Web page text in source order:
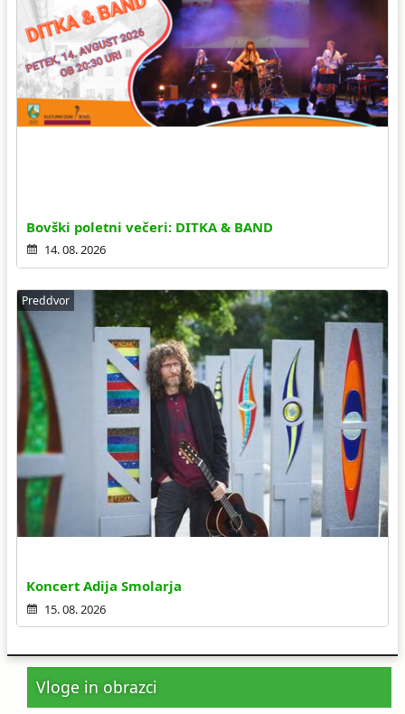
Bovški poletni večeri: DITKA & BAND
14. 08. 2026
Preddvor
Koncert Adija Smolarja
15. 08. 2026
Vloge in obrazci